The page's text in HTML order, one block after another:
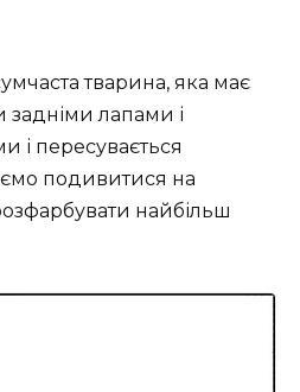
тварина, яка має
лапами і
і пересувається
подивитися на
найбільш